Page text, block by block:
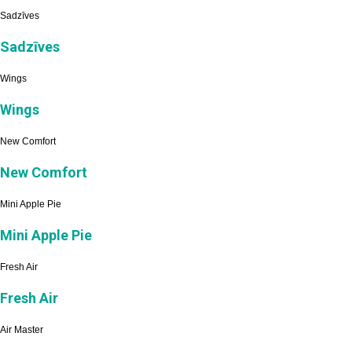
Sadzīves
Sadzīves
Wings
Wings
New Comfort
New Comfort
Mini Apple Pie
Mini Apple Pie
Fresh Air
Fresh Air
Air Master